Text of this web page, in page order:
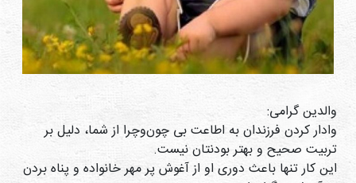
تماس
با ما
قوانین
و
مقررات
والدین گرامی:
وادار کردن فرزندان به اطاعت بی‌ چون‌و‌چرا از شما، دلیل بر
تربیت صحیح و بهتر بودنتان نیست.
این کار تنها باعث دوری او از آغوش پر مهر خانواده و پناه بردن